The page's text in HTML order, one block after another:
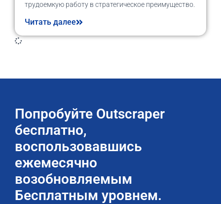
трудоемкую работу в стратегическое преимущество.
Читать далее
Попробуйте Outscraper
бесплатно,
воспользовавшись
ежемесячно
возобновляемым
Бесплатным уровнем.